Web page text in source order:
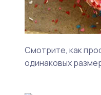
Смотрите, как
одинаковых